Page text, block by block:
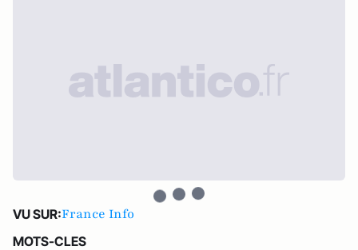
VU SUR:France Info
MOTS-CLES